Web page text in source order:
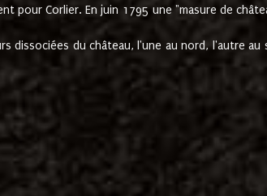
Corlier. En juin 1795 une "masure de
du château, l'une au nord, l'autre au